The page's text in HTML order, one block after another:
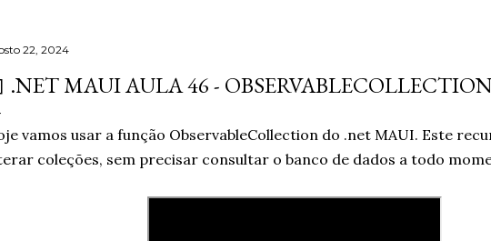
22, 2024
.NET MAUI AULA 46 - OBSERVABLECOLLECTION
vamos usar a função ObservableCollection do .net MAUI. Este
coleções, sem precisar consultar o banco de dados a todo